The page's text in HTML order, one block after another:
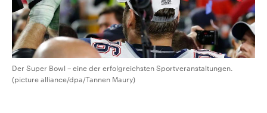
Der Super Bowl – eine der erfolgreichsten Sportveranstaltungen.
(picture alliance/dpa/Tannen Maury)